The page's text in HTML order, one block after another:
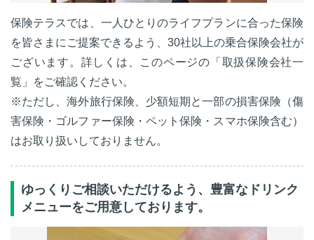
保険テラスでは、一人ひとりのライフプランに合った保険
を皆さまにご提案できるよう、30社以上の乗合保険会社が
ございます。詳しくは、このページの「取扱保険会社一
覧」をご確認ください。
※ただし、海外旅行保険、少額短期と一部の損害保険（傷
害保険・ゴルファー保険・ペット保険・スマホ保険含む）
はお取り扱いしておりません。
ゆっくりご相談いただけるよう、豊富なドリンク
メニューをご用意しております。